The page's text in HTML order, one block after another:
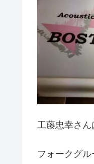
工藤忠幸さん
フォークグ